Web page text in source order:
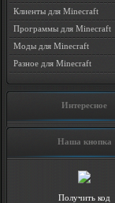
Клиенты для Minecraft
Программы для Minecraft
Моды для Minecraft
Разное для Minecraft
Интересное
Наша кнопка
Получить код